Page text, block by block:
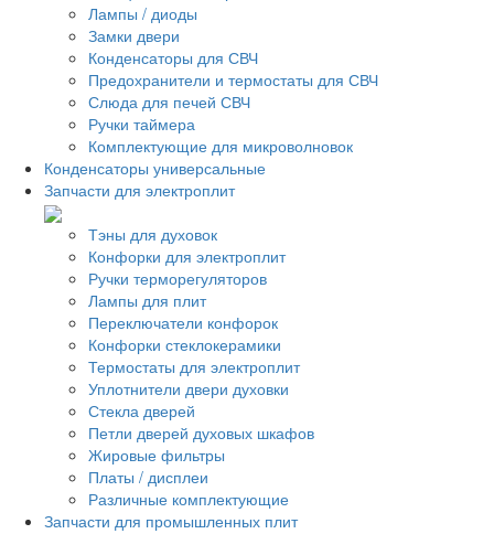
Лампы / диоды
Замки двери
Конденсаторы для СВЧ
Предохранители и термостаты для СВЧ
Слюда для печей СВЧ
Ручки таймера
Комплектующие для микроволновок
Конденсаторы универсальные
Запчасти для электроплит
Тэны для духовок
Конфорки для электроплит
Ручки терморегуляторов
Лампы для плит
Переключатели конфорок
Конфорки стеклокерамики
Термостаты для электроплит
Уплотнители двери духовки
Стекла дверей
Петли дверей духовых шкафов
Жировые фильтры
Платы / дисплеи
Различные комплектующие
Запчасти для промышленных плит